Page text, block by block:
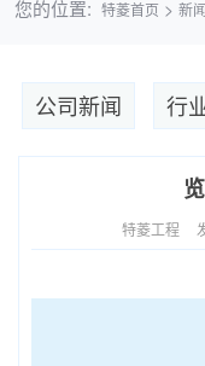
您的位置: 特菱首页 > 新
公司新闻 行
特菱工程